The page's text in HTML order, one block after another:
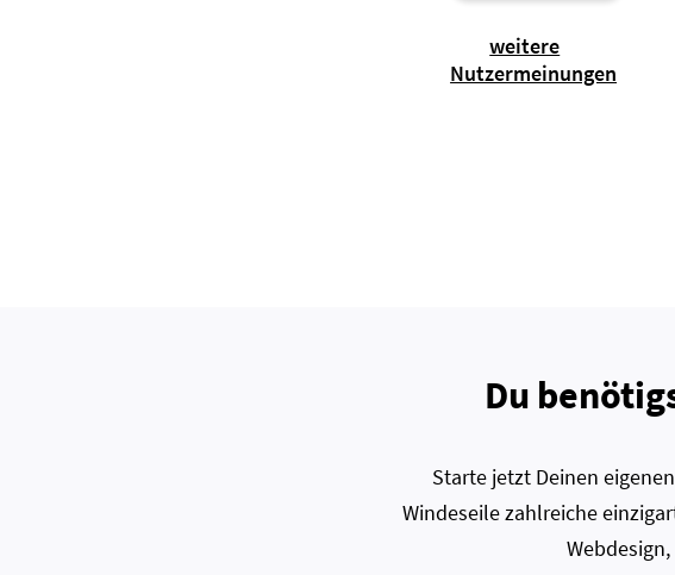
weitere
Nutzermeinungen
Du
Starte jetzt Deinen
Windeseile zahlreiche